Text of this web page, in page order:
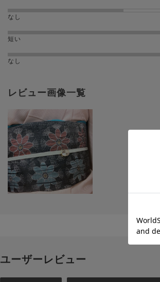
なし
短い
なし
レビュー画像一覧
ユーザーレビュー